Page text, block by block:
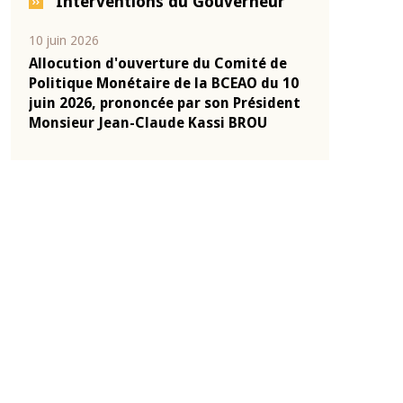
04 mars 2026
Allocution d'ouverture du Comité de
Politique Monétaire de la BCEAO du 4
mars 2026, prononcée par son Président
Monsieur Jean-Claude Kassi BROU